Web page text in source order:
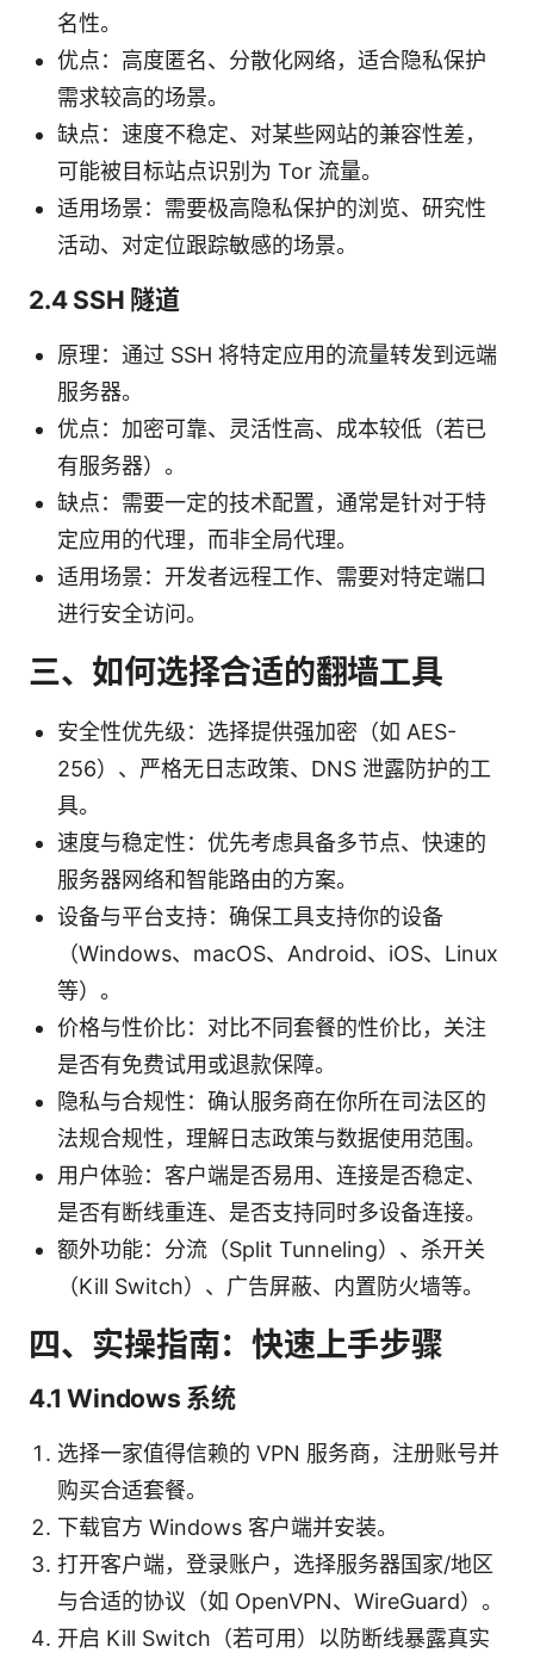
名性。
优点：高度匿名、分散化网络，适合隐私保护
需求较高的场景。
缺点：速度不稳定、对某些网站的兼容性差，
可能被目标站点识别为 Tor 流量。
适用场景：需要极高隐私保护的浏览、研究性
活动、对定位跟踪敏感的场景。
2.4 SSH 隧道
原理：通过 SSH 将特定应用的流量转发到远端
服务器。
优点：加密可靠、灵活性高、成本较低（若已
有服务器）。
缺点：需要一定的技术配置，通常是针对于特
定应用的代理，而非全局代理。
适用场景：开发者远程工作、需要对特定端口
进行安全访问。
三、如何选择合适的翻墙工具
安全性优先级：选择提供强加密（如 AES-
256）、严格无日志政策、DNS 泄露防护的工
具。
速度与稳定性：优先考虑具备多节点、快速的
服务器网络和智能路由的方案。
设备与平台支持：确保工具支持你的设备
（Windows、macOS、Android、iOS、Linux
等）。
价格与性价比：对比不同套餐的性价比，关注
是否有免费试用或退款保障。
隐私与合规性：确认服务商在你所在司法区的
法规合规性，理解日志政策与数据使用范围。
用户体验：客户端是否易用、连接是否稳定、
是否有断线重连、是否支持同时多设备连接。
额外功能：分流（Split Tunneling）、杀开关
（Kill Switch）、广告屏蔽、内置防火墙等。
四、实操指南：快速上手步骤
4.1 Windows 系统
选择一家值得信赖的 VPN 服务商，注册账号并
购买合适套餐。
下载官方 Windows 客户端并安装。
打开客户端，登录账户，选择服务器国家/地区
与合适的协议（如 OpenVPN、WireGuard）。
开启 Kill Switch（若可用）以防断线暴露真实